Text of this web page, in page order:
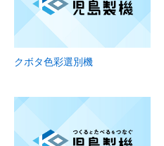
クボタ色彩選別機